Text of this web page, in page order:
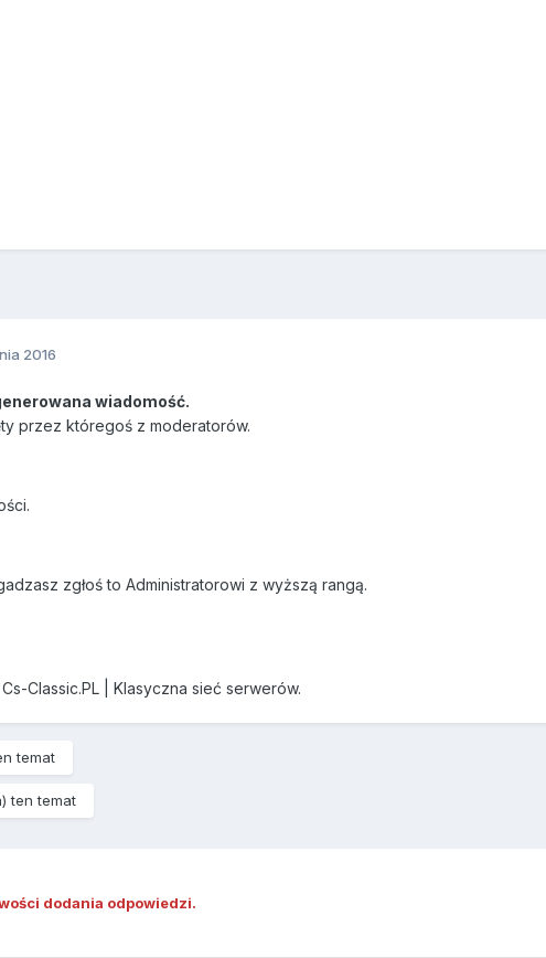
2016
wiadomość.
przez któregoś z moderatorów.
zgłoś to Administratorowi z wyższą rangą.
Classic.PL | Klasyczna sieć serwerów.
temat
ten temat
dodania odpowiedzi.